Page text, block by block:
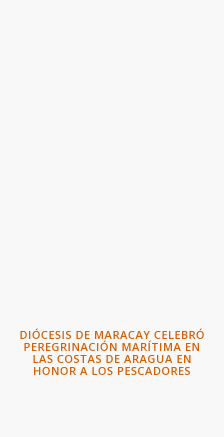
DIÓCESIS DE MARACAY CELEBRÓ
PEREGRINACIÓN MARÍTIMA EN
LAS COSTAS DE ARAGUA EN
HONOR A LOS PESCADORES